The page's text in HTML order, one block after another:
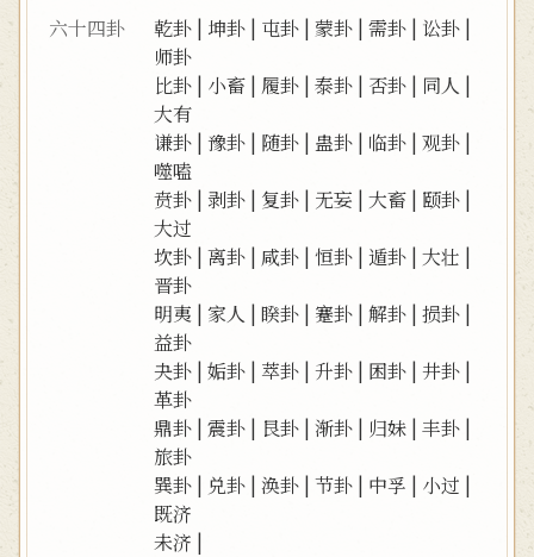
六十四卦
乾卦 | 坤卦 | 屯卦 |蒙卦 |需卦 | 讼卦 |
师卦
比卦 | 小畜 | 履卦 |泰卦 | 否卦 | 同人 |
大有
谦卦 |豫卦 | 随卦 | 蛊卦 | 临卦 |观卦 |
噬嗑
贲卦 | 剥卦 | 复卦 | 无妄 |大畜 | 颐卦 |
大过
坎卦 |离卦 | 咸卦 |恒卦 |遁卦 |大壮 |
晋卦
明夷 |家人 |睽卦 | 蹇卦 |解卦 |损卦 |
益卦
夬卦 |姤卦 | 萃卦 |升卦 | 困卦 |井卦 |
革卦
鼎卦 |震卦 | 艮卦 |渐卦 | 归妹 |丰卦 |
旅卦
巽卦 | 兑卦 |涣卦 |节卦 | 中孚 | 小过 |
既济
未济 |